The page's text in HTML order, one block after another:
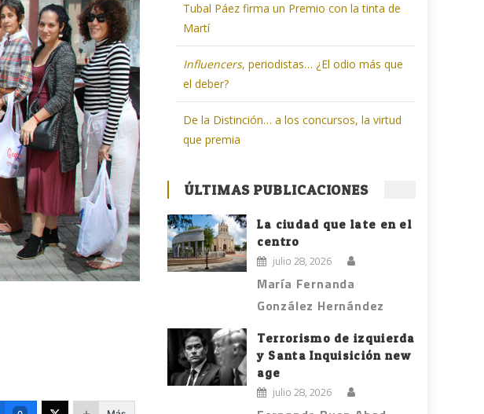
Tubal Páez firma un Premio con la tinta de
Martí
Influencers, periodistas… ¿El odio más que
el deber?
De la Distinción… a los concursos, la virtud
que premia
ÚLTIMAS PUBLICACIONES
La ciudad que late en el
centro
julio 28, 2026
María Fernanda
González Hernández
Terrorismo de izquierda
y Santa Inquisición new
age
julio 28, 2026